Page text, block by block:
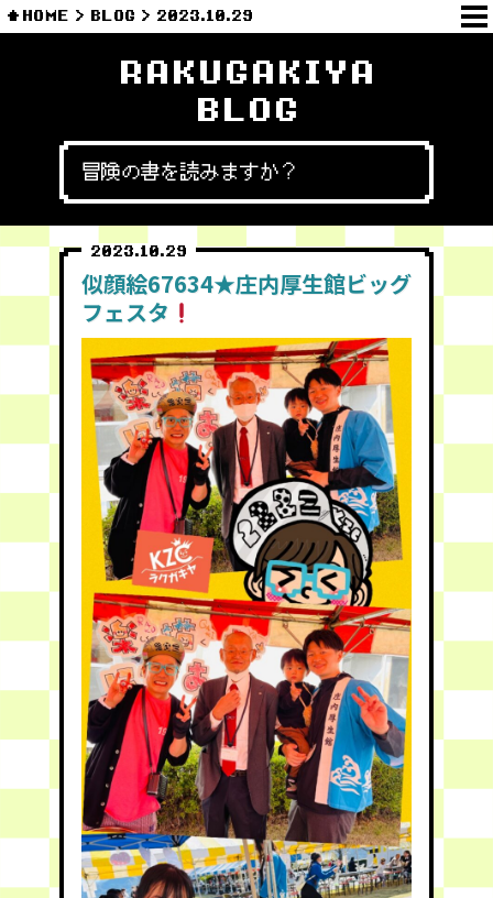
HOME BLOG 2023.10.29
RAKUGAKIYA
BLOG
冒険の書を読みますか？
2023.10.29
似顔絵67634★庄内厚生館ビッグ
フェスタ